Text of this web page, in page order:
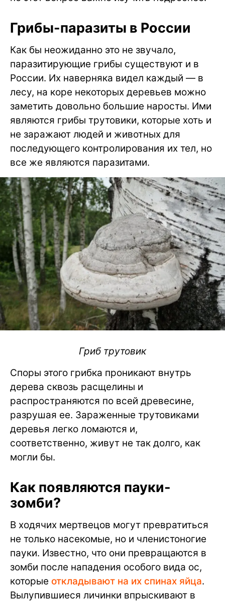
Грибы-паразиты в России
Как бы неожиданно это не звучало,
паразитирующие грибы существуют и в
России. Их наверняка видел каждый — в
лесу, на коре некоторых деревьев можно
заметить довольно большие наросты. Ими
являются грибы трутовики, которые хоть и
не заражают людей и животных для
последующего контролирования их тел, но
все же являются паразитами.
Гриб трутовик
Споры этого грибка проникают внутрь
дерева сквозь расщелины и
распространяются по всей древесине,
разрушая ее. Зараженные трутовиками
деревья легко ломаются и,
соответственно, живут не так долго, как
могли бы.
Как появляются пауки-
зомби?
В ходячих мертвецов могут превратиться
не только насекомые, но и членистоногие
пауки. Известно, что они превращаются в
зомби после нападения особого вида ос,
которые откладывают на их спинах яйца.
Вылупившиеся личинки впрыскивают в